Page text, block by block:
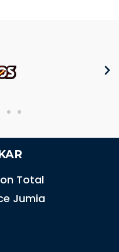
Total
Jumia